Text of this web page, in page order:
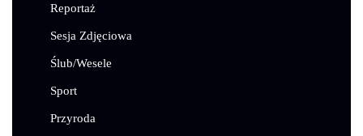
Reportaż
Sesja Zdjęciowa
Ślub/Wesele
Sport
Przyroda